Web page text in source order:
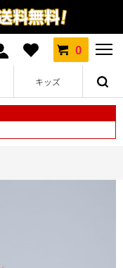
0
キッズ